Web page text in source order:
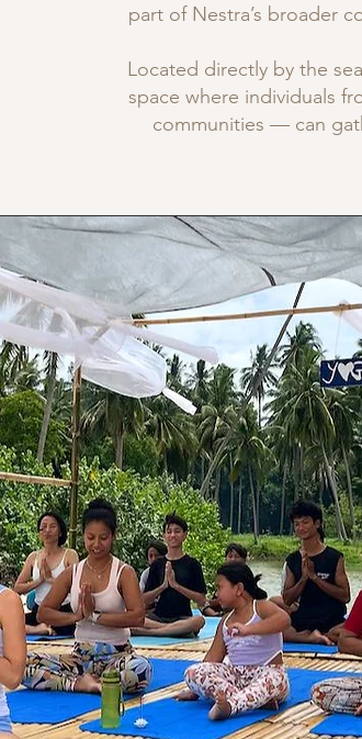
part of Nestra’s broader
Located directly by the
space where individuals
communities — can